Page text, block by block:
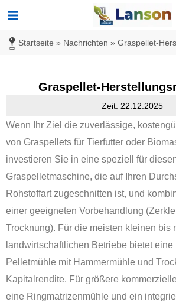
Zum
springen
Hauptmenü
Startseite » Nachrichten » Graspellet-
Graspellet-
Zeit: 22.12.2025
Wenn Ihr Ziel die zuverlässige,
von Graspellets für Tierfutter oder
investieren Sie in eine speziell für
Graspelletmaschine, die auf Ihren
Rohstoffart zugeschnitten ist, und
einer geeigneten Vorbehandlung
Trocknung). Für die meisten kleinen bis
landwirtschaftlichen Betriebe bietet
Pelletmühle mit Hammermühle und
Kapitalrendite. Für größere
eine Ringmatrizenmühle und ein